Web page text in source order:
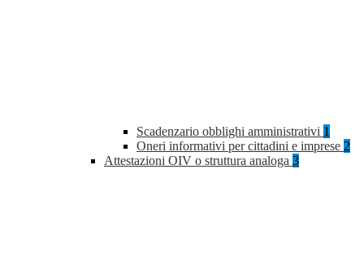
Scadenzario obblighi amministrativi 1
Oneri informativi per cittadini e imprese 2
Attestazioni OIV o struttura analoga 3